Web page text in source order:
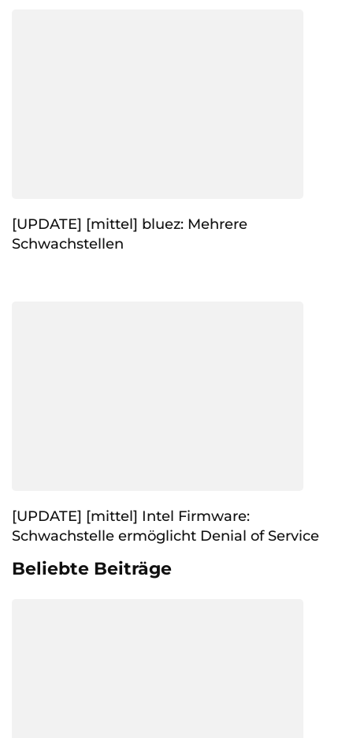
[UPDATE] [mittel] bluez: Mehrere
Schwachstellen
[UPDATE] [mittel] Intel Firmware:
Schwachstelle ermöglicht Denial of Service
Beliebte Beiträge